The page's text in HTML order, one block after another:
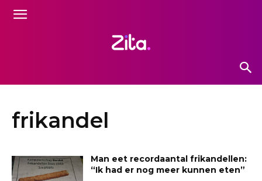
frikandel
Man eet recordaantal frikandellen:
“Ik had er nog meer kunnen eten”